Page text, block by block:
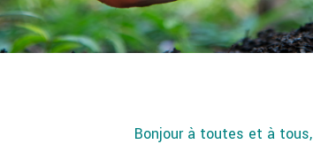
Bonjour à toutes et à tous,